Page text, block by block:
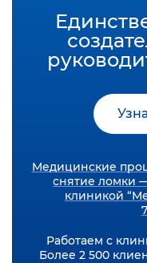
Медицинские
снятие ломки
клиникой
Работаем с
Более 2 500